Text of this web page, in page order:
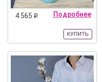
4 565 q Подробнее
КУПИТЬ